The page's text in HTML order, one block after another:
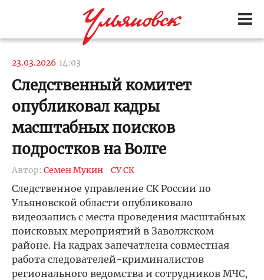
23.03.2026 14:03
Следственный комитет
опубликовал кадры
масштабных поисков
подростков на Волге
Автор: Семен Мукин СУ СК
Следственное управление СК России по
Ульяновской области опубликовало
видеозапись с места проведения масштабных
поисковых мероприятий в Заволжском
районе. На кадрах запечатлена совместная
работа следователей-криминалистов
регионального ведомства и сотрудников МЧС,